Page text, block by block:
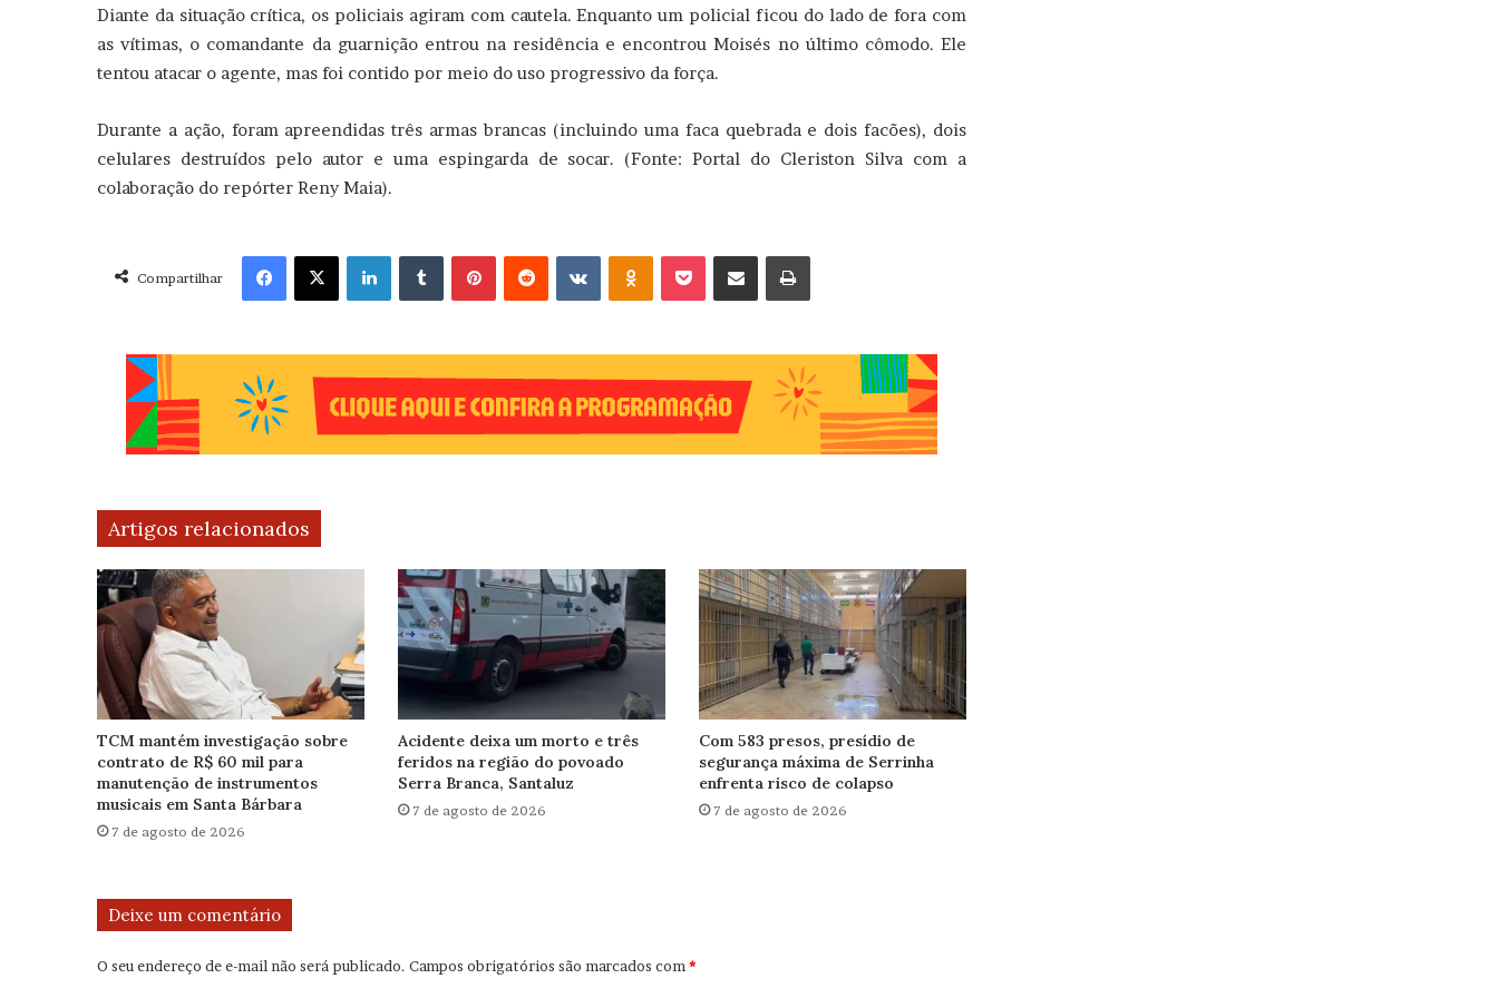
Diante da situação crítica, os policiais agiram com cautela. Enquanto um policial ficou do lado de fora com
as vítimas, o comandante da guarnição entrou na residência e encontrou Moisés no último cômodo. Ele
tentou atacar o agente, mas foi contido por meio do uso progressivo da força.
Durante a ação, foram apreendidas três armas brancas (incluindo uma faca quebrada e dois facões), dois
celulares destruídos pelo autor e uma espingarda de socar. (Fonte: Portal do Cleriston Silva com a
colaboração do repórter Reny Maia).
Compartilhar
Facebook X Linkedin VK OK
Artigos relacionados
TCM mantém investigação sobre
contrato de R$ 60 mil para
manutenção de instrumentos
musicais em Santa Bárbara
7 de agosto de 2026
Acidente deixa um morto e três
feridos na região do povoado
Serra Branca, Santaluz
7 de agosto de 2026
Com 583 presos, presídio de
segurança máxima de Serrinha
enfrenta risco de colapso
7 de agosto de 2026
Deixe um comentário
O seu endereço de e-mail não será publicado. Campos obrigatórios são marcados com*